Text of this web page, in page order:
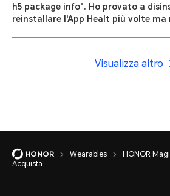
h5 package info". Ho provato a
reinstallare l'App Healt più volte ma
Visualizza altro
Wearables
HONOR
Acquista